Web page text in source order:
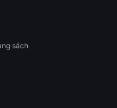
sách